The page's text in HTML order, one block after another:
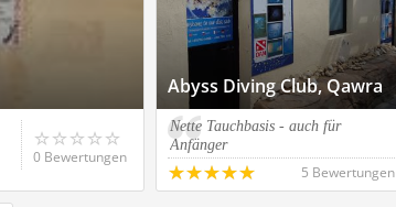
0 Bewertungen
Abyss Diving Club, Qawra
Nette Tauchbasis - auch für
Anfänger
5 Bewertungen